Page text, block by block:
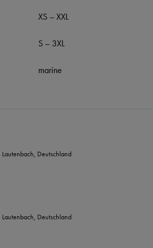
XS – XXL
S – 3XL
marine
Deutschland
Deutschland